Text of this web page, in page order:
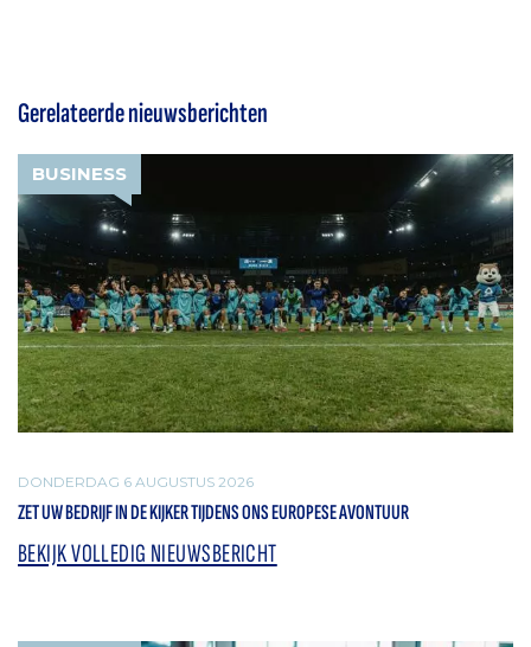
Gerelateerde nieuwsberichten
BUSINESS
DONDERDAG 6 AUGUSTUS 2026
ZET UW BEDRIJF IN DE KIJKER TIJDENS ONS EUROPESE AVONTUUR
BEKIJK VOLLEDIG NIEUWSBERICHT